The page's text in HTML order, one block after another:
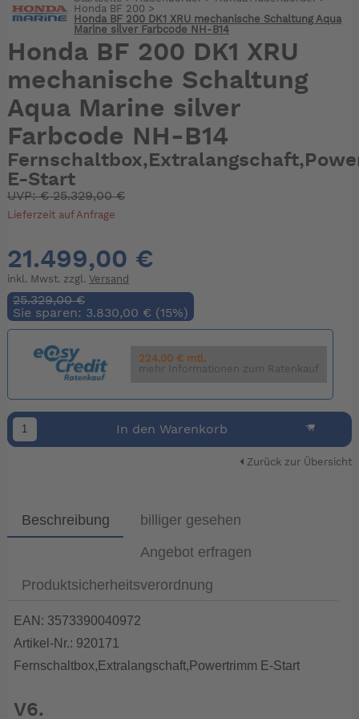
Honda BF 200 >
Honda BF 200 DK1 XRU mechanische Schaltung Aqua
Marine silver Farbcode NH-B14
Honda BF 200 DK1 XRU
mechanische Schaltung
Aqua Marine silver
Farbcode NH-B14
E-Start
UVP:€25.329,00 €
Lieferzeit auf Anfrage
21.499,00 €
inkl. Mwst. zzgl. Versand
25.329,00 €
Sie sparen: 3.830,00 € (15%)
224.00 € mtl.
mehr Informationen zum Ratenkauf
In den Warenkorb
Zurück zur Übersicht
Beschreibung billiger gesehen
Angebot erfragen
Produktsicherheitsverordnung
EAN: 3573390040972
Artikel-Nr.: 920171
Fernschaltbox,Extralangschaft,Powertrimm E-Start
V6.